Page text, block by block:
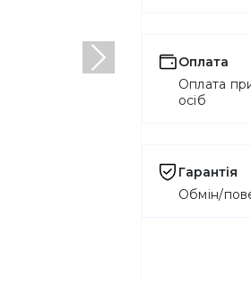
НаступнийОплата
Оплата
осіб
Гарантія
Обмін/